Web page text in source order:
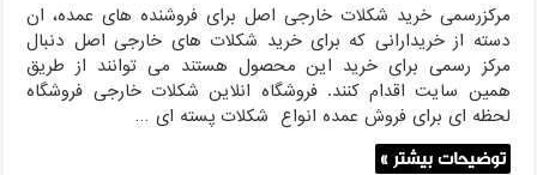
مرکزرسمی خرید شکلات خارجی اصل برای فروشنده های عمده، ان
دسته از خریدارانی که برای خرید شکلات های خارجی اصل دنبال
مرکز رسمی برای خرید این محصول هستند می توانند از طریق
همین سایت اقدام کنند. فروشگاه انلاین شکلات خارجی فروشگاه
لحظه ای برای فروش عمده انواع شکلات پسته ای …
توضیحات بیشتر »